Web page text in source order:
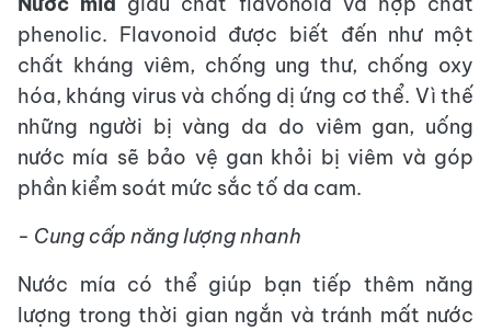
phenolic. Flavonoid được biết đến như một
chất kháng viêm, chống ung thư, chống oxy
hóa, kháng virus và chống dị ứng cơ thể. Vì thế
những người bị vàng da do viêm gan, uống
nước mía sẽ bảo vệ gan khỏi bị viêm và góp
phần kiểm soát mức sắc tố da cam.
- Cung cấp năng lượng nhanh
Nước mía có thể giúp bạn tiếp thêm năng
lượng trong thời gian ngắn và tránh mất nước